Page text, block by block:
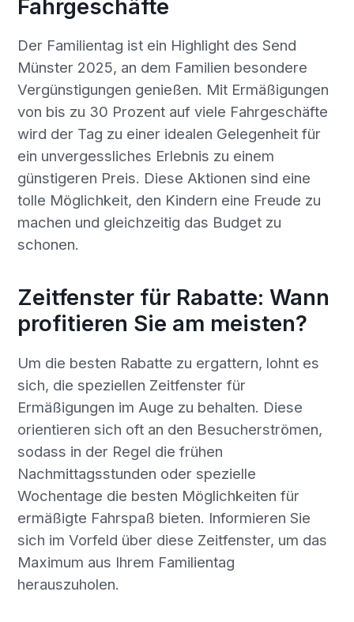
Fahrgeschäfte
Der Familientag ist ein Highlight des Send
Münster 2025, an dem Familien besondere
Vergünstigungen genießen. Mit Ermäßigungen
von bis zu 30 Prozent auf viele Fahrgeschäfte
wird der Tag zu einer idealen Gelegenheit für
ein unvergessliches Erlebnis zu einem
günstigeren Preis. Diese Aktionen sind eine
tolle Möglichkeit, den Kindern eine Freude zu
machen und gleichzeitig das Budget zu
schonen.
Zeitfenster für Rabatte: Wann
profitieren Sie am meisten?
Um die besten Rabatte zu ergattern, lohnt es
sich, die speziellen Zeitfenster für
Ermäßigungen im Auge zu behalten. Diese
orientieren sich oft an den Besucherströmen,
sodass in der Regel die frühen
Nachmittagsstunden oder spezielle
Wochentage die besten Möglichkeiten für
ermäßigte Fahrspaß bieten. Informieren Sie
sich im Vorfeld über diese Zeitfenster, um das
Maximum aus Ihrem Familientag
herauszuholen.